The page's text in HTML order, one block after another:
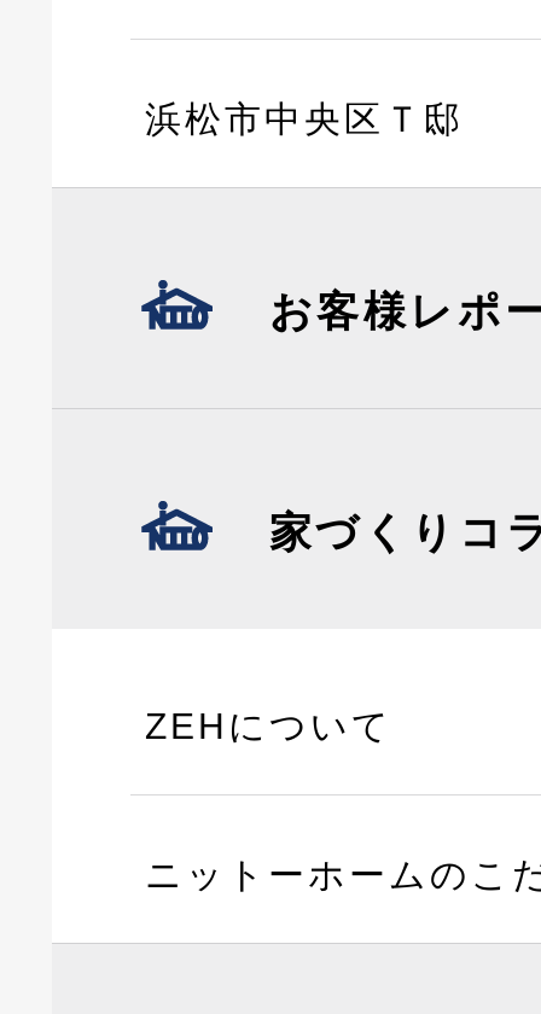
浜松市中央区Ｔ邸
お客様レポ
家づくりコ
ZEHについて
ニットーホームのこ